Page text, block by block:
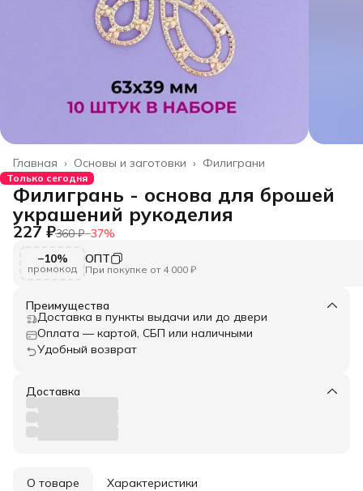
Филиграни
Основы и заготовки ›
Главная ›
Только сегодня
Филигрань - основа для брошей
украшений рукоделия
227 ₽360 ₽−37%
−10%
промокод
ОПТ
При покупке от 4 000 ₽
Преимущества
Доставка в пункты выдачи или до двери
Оплата — картой, СБП или наличными
Удобный возврат
Доставка
О товаре Характеристики